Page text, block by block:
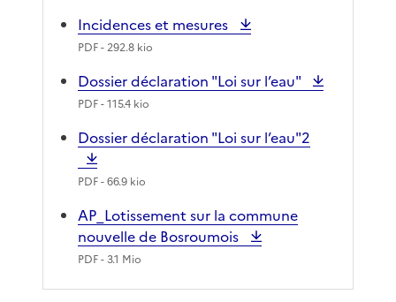
Incidences et mesures
PDF- 292.8 kio
Dossier déclaration "Loi sur l’eau"
PDF- 115.4 kio
Dossier déclaration "Loi sur l’eau"2
PDF- 66.9 kio
AP_Lotissement sur la commune
nouvelle de Bosroumois
PDF- 3.1 Mio